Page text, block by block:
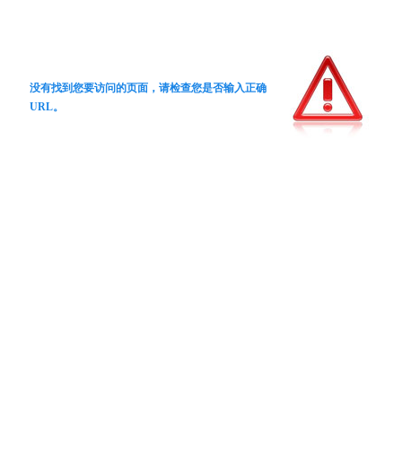
没有找到您要访问的页面，请检查您是否输入正确
URL。